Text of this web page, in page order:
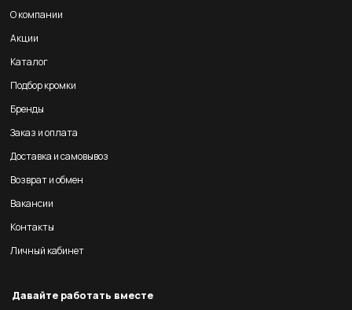
О компании
Акции
Каталог
Подбор кромки
Бренды
Заказ и оплата
Доставка и самовывоз
Возврат и обмен
Вакансии
Контакты
Личный кабинет
Давайте работать вместе